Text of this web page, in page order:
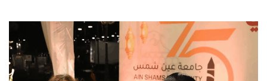
الدراسات العليا
الخريجين